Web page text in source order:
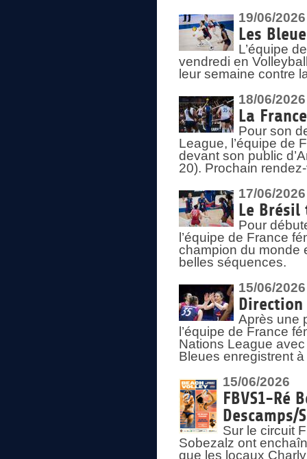
19/06/2026
Les
L’équipe
vendredi en
leur semaine contre
18/06/2026
La
Pour son
League, l’équipe de
devant son public
20). Prochain
17/06/2026
Le
Pour
l’équipe de France
champion du monde
belles séquences.
15/06/2026
Après une
l’équipe de France
Nations League
Bleues enregistrent
15/06/2026
FBVS1-Ré
Descamps/
Sur le circuit
Sobezalz ont
que les locaux